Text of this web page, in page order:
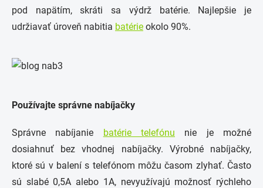
pod napätím, skráti sa výdrž batérie. Najlepšie je
udržiavať úroveň nabitia batérie okolo 90%.
Používajte správne nabíjačky
Správne nabíjanie batérie telefónu nie je možné
dosiahnuť bez vhodnej nabíjačky. Výrobné nabíjačky,
ktoré sú v balení s telefónom môžu časom zlyhať. Často
sú slabé 0,5A alebo 1A, nevyužívajú možnosť rýchleho